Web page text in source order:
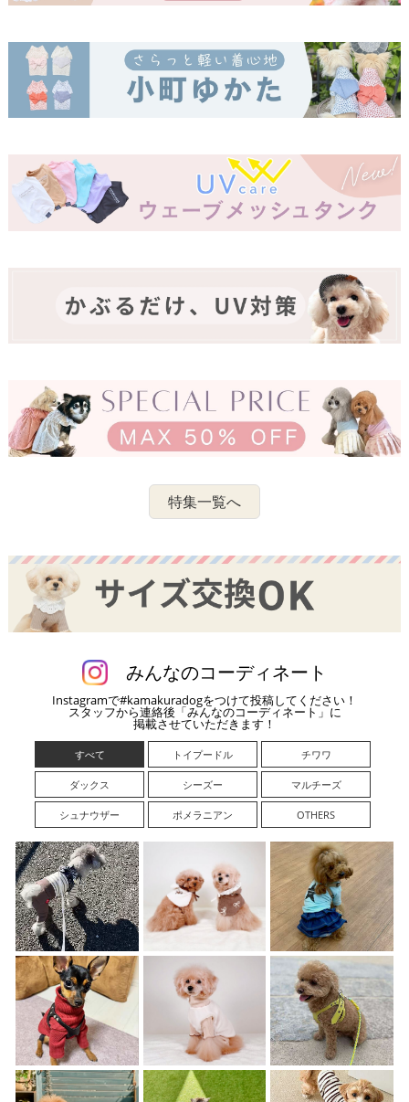
特集一覧へ
みんなのコーディネート
Instagramで#kamakuradogをつけて投稿してください！
スタッフから連絡後「みんなのコーディネート」に
掲載させていただきます！
すべて トイプードル チワワ
ダックス シーズー マルチーズ
シュナウザー ポメラニアン OTHERS